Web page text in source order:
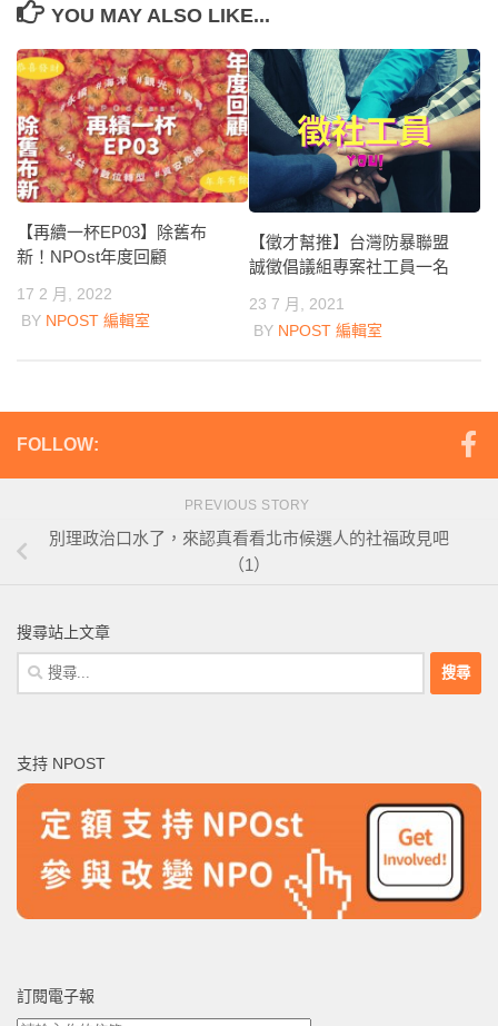
YOU MAY ALSO LIKE...
【再續一杯EP03】除舊布
新！NPOst年度回顧
17 2 月, 2022
BY NPOST 編輯室
【徵才幫推】台灣防暴聯盟
誠徵倡議組專案社工員一名
23 7 月, 2021
BY NPOST 編輯室
FOLLOW:
PREVIOUS STORY
別理政治口水了，來認真看看北市候選人的社福政見吧
（1）
搜尋站上文章
搜
尋
字:
支持 NPOST
訂閱電子報